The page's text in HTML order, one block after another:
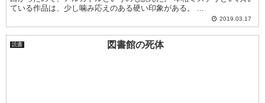
ている作品は、少し噛み応えのある硬い印象がある。 ...
2019.03.17
読書 図書館の死体